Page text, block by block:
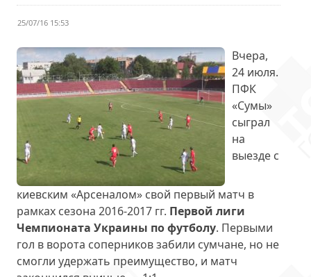
25/07/16 15:53
Вчера,
24 июля.
ПФК
«Сумы»
сыграл
на
выезде с
киевским «Арсеналом» свой первый матч в
рамках сезона 2016-2017 гг. Первой лиги
Чемпионата Украины по футболу. Первыми
гол в ворота соперников забили сумчане, но не
смогли удержать преимущество, и матч